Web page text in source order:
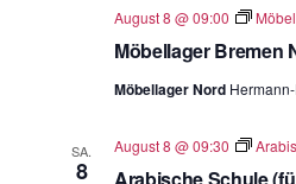
Möbellager Bremen
August 8 @ 09:00
Möbellager Nord
SA.
8
August 8 @ 09:30